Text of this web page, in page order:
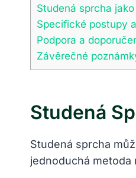
Studená sprcha
Specifické postupy
Podpora a
Závěrečné
Studená
Studená sprcha
jednoduchá metoda